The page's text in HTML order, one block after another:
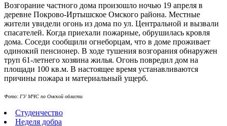
Возгорание частного дома произошло ночью 19 апреля в
деревне Покрово-Иртышское Омского района. Местные
жители увидели огонь из дома по ул. Центральной и вызвали
спасателей. Когда приехали пожарные, обрушилась кровля
дома. Соседи сообщили огнеборцам, что в доме проживает
одинокий пенсионер. В ходе тушения возгорания обнаружен
труп 61-летнего хозяина жилья. Огонь повредил дом на
площади 100 кв.м. В настоящее время устанавливаются
причины пожара и материальный ущерб.
Фото: ГУ МЧС по Омской области
Студенчество
Неделя добра